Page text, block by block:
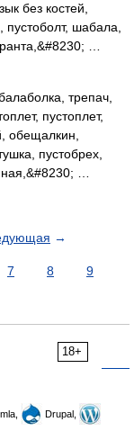
без костей,
шабала,
…
трепач,
пустоплет,
обещалкин,
пустобрех,
…
→
7 8
9
18+
Drupal,